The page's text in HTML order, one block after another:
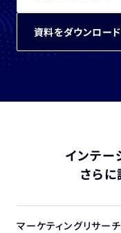
資料をダウンロー
インテー
さら
マーケティングリサーチ